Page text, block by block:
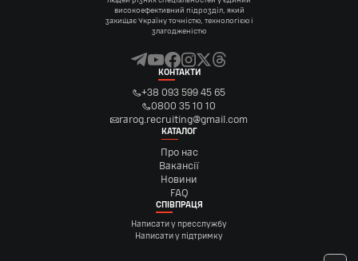
високоефективний підрозділ, який
захищає Україну точністю, технологією і
злагодженістю
КОНТАКТИ
+38 093 599 45 65
0800 35 10 10
rarog.recruiting@gmail.com
КАТАЛОГ
Про нас
Вакансії
Новини
FAQ
СПІВПРАЦЯ
Написати у пресслужбу
Написати у підтримку